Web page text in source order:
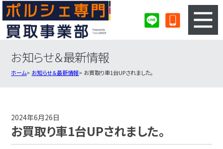
3ステップのカンタン査定
ポルシェ買取実績
お知らせ＆最新情報
ホーム お知らせ＆最新情報 お買取り車1台UPされました。
2024年6月26日
お買取り車1台UPされました。